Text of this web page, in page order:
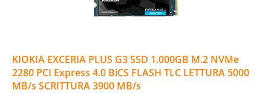
KIOKIA EXCERIA PLUS G3 SSD 1.000GB M.2 NVMe
2280 PCI Express 4.0 BiCS FLASH TLC LETTURA 5000
MB/s SCRITTURA 3900 MB/s